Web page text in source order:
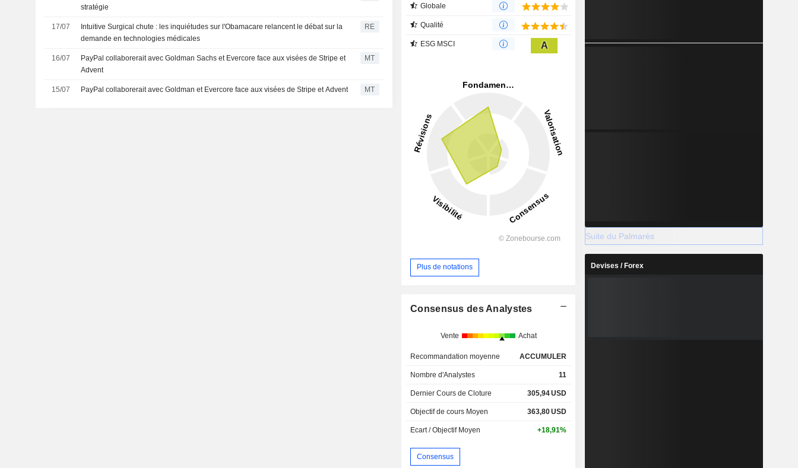
stratégie
17/07
Intuitive Surgical chute : les inquiétudes sur l'Obamacare relancent le débat sur la
demande en technologies médicales
RE
16/07
PayPal collaborerait avec Goldman Sachs et Evercore face aux visées de Stripe et
Advent
MT
15/07 PayPal collaborerait avec Goldman et Evercore face aux visées de Stripe et Advent MT
Globale
Qualité
ESG MSCI A
Plus de notations
Consensus des Analystes
Vente Achat
Recommandation moyenne ACCUMULER
Nombre d'Analystes 11
Dernier Cours de Cloture 305,94USD
Objectif de cours Moyen 363,80USD
Ecart / Objectif Moyen +18,91%
Consensus
Suite du Palmarès
Devises / Forex